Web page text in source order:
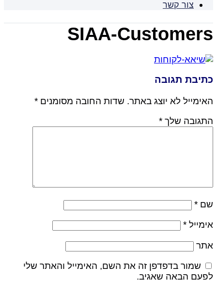
צור קשר
SIAA-Customers
כתיבת תגובה
האימייל לא יוצג באתר. שדות החובה מסומנים *
התגובה שלך *
שם *
אימייל *
אתר
שמור בדפדפן זה את השם, האימייל והאתר שלי
לפעם הבאה שאגיב.